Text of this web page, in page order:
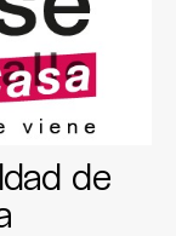
de